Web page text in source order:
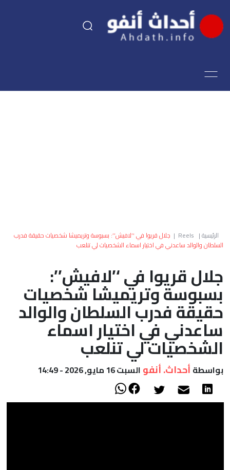
اقتصاد
العالم
الصحراء
الرئيسية|
Reels
| جلال قريوا في ‘’لافيش’’: بسبوسة وتريميشا شخصيات حقيقة فدرب
السلطان والوالد ساعدني في اختيار اسماء الشخصيات لي تنلعب
جلال قريوا في ‘’لافيش’’:
بسبوسة وتريميشا شخصيات
حقيقة فدرب السلطان والوالد
ساعدني في اختيار اسماء
الشخصيات لي تنلعب
بواسطة أحداث. أنفو السبت 16 مايو, 2026 - 14:49